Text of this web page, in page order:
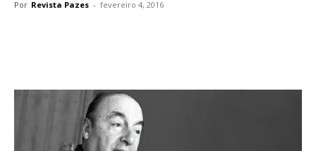
Por Revista Pazes - fevereiro 4, 2016